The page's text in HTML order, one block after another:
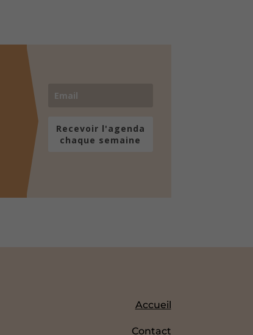
Recevoir l'agenda
chaque semaine
Accueil
Contact